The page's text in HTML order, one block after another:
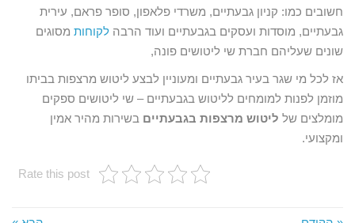
חשובים כמו: קניון גבעתיים, משרדי פלאפון, סופר פראם, עירית
גבעתיים, מוסדות ועסקים בגבעתיים ועוד הרבה לקוחות מסוגים
שונים שעליהם חברת שי ליטושים פונה,
אז לכל מי שגר בעיר גבעתיים ומעוניין לבצע ליטוש מרצפות בביתו
מוזמן לפנות למומחים לליטוש בגבעתיים – שי ליטושים ספקים
מומלצים של ליטוש מרצפות בגבעתיים בשירות מהיר אמין
ומקצועי.
Rate this post